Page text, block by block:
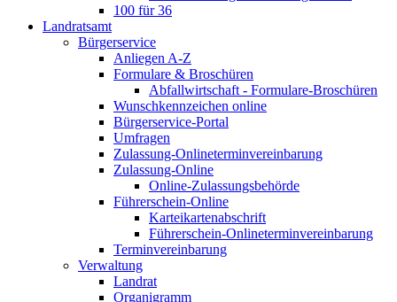
100 für 36
Landratsamt
Bürgerservice
Anliegen A-Z
Formulare & Broschüren
Abfallwirtschaft - Formulare-Broschüren
Wunschkennzeichen online
Bürgerservice-Portal
Umfragen
Zulassung-Onlineterminvereinbarung
Zulassung-Online
Online-Zulassungsbehörde
Führerschein-Online
Karteikartenabschrift
Führerschein-Onlineterminvereinbarung
Terminvereinbarung
Verwaltung
Landrat
Organigramm